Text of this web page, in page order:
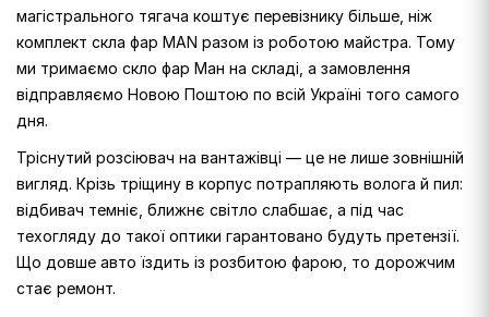
магістрального тягача коштує перевізнику більше, ніж
комплект скла фар MAN разом із роботою майстра. Тому
ми тримаємо скло фар Ман на складі, а замовлення
відправляємо Новою Поштою по всій Україні того самого
дня.
Тріснутий розсіювач на вантажівці — це не лише зовнішній
вигляд. Крізь тріщину в корпус потрапляють волога й пил:
відбивач темніє, ближнє світло слабшає, а під час
техогляду до такої оптики гарантовано будуть претензії.
Що довше авто їздить із розбитою фарою, то дорожчим
стає ремонт.